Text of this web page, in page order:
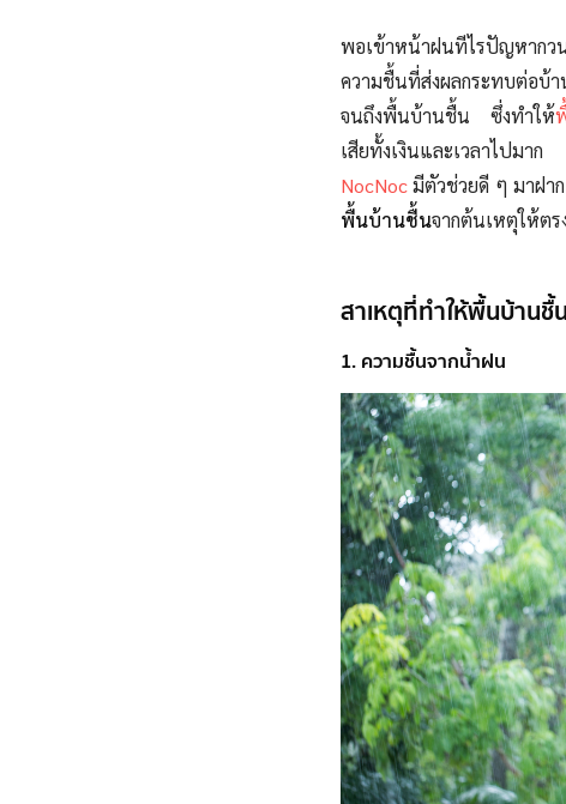
พอเข้าหน้าฝนทีไรปัญหาก
ความชื้นที่ส่งผลกระทบต่อบ้
จนถึงพื้นบ้านชื้น ซึ่งทำให้
เสียทั้งเงินและเวลาไปมา
NocNocมีตัวช่วยดี ๆ มาฝา
พื้นบ้านชื้นจากต้นเหตุให้ต
สาเหตุที่ทำให้พื้นบ้าน
1. ความชื้นจากน้ำฝน